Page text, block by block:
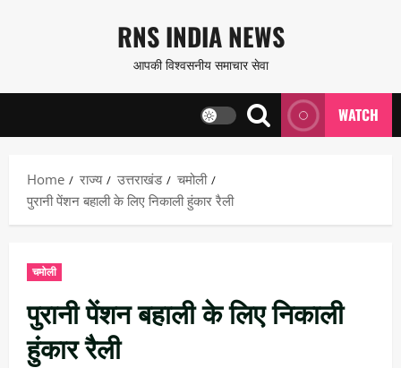
content
RNS INDIA NEWS
आपकी विश्वसनीय समाचार सेवा
WATCH
Home राज्य उत्तराखंड
चमोली
पुरानी पेंशन बहाली के लिए निकाली हुंकार रैली
चमोली
पुरानी पेंशन बहाली के लिए निकाली
हुंकार रैली